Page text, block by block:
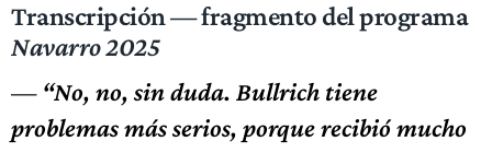
Transcripción — fragmento del programa
Navarro 2025
— “No, no, sin duda. Bullrich tiene
problemas más serios, porque recibió mucho